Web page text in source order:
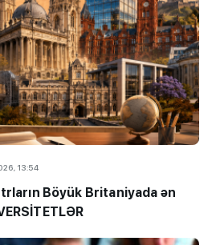
13:54
Böyük Britaniyada ən